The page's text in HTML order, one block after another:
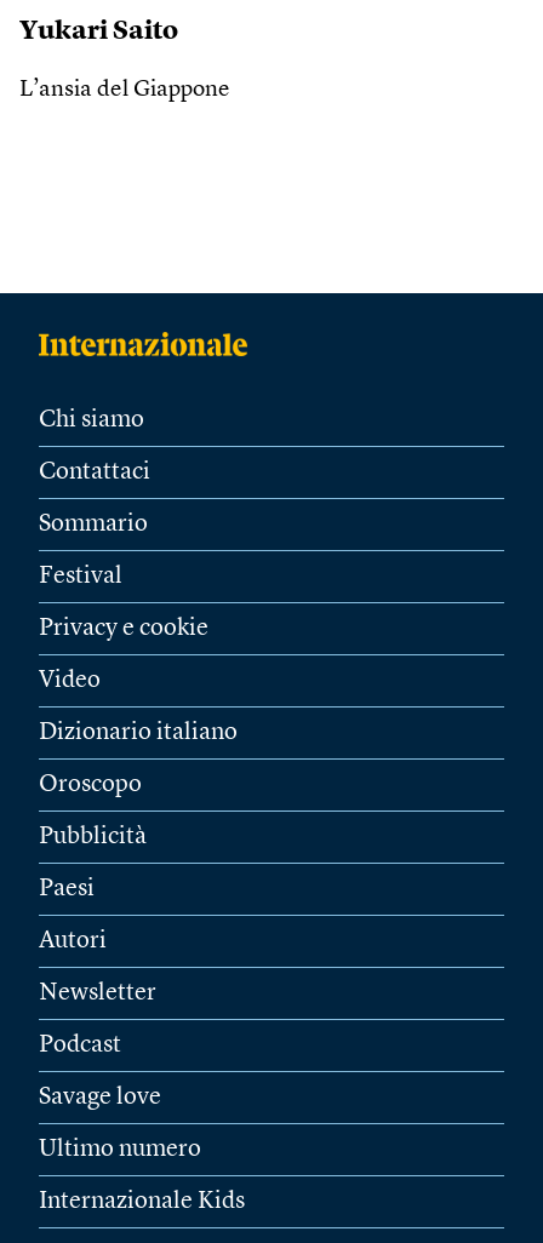
Yukari Saito
L’ansia del Giappone
Chi siamo
Contattaci
Sommario
Festival
Privacy e cookie
Video
Dizionario italiano
Oroscopo
Pubblicità
Paesi
Autori
Newsletter
Podcast
Savage love
Ultimo numero
Internazionale Kids